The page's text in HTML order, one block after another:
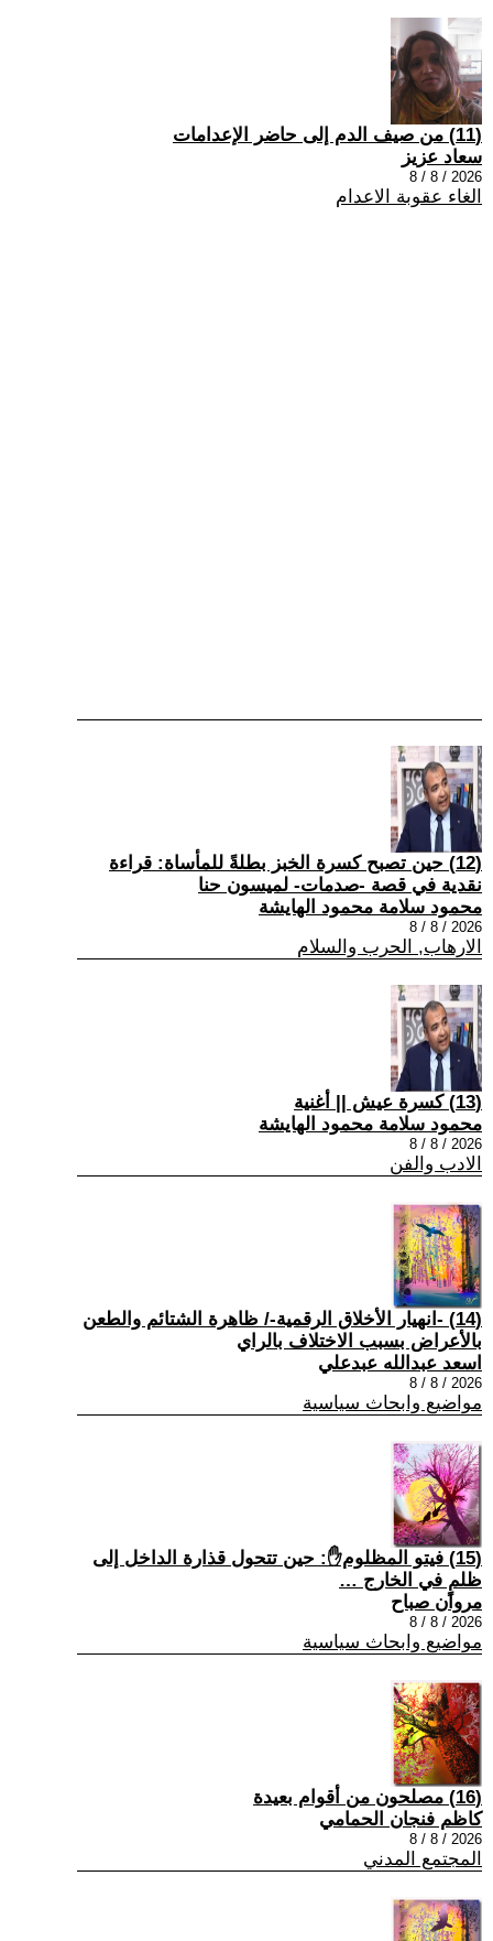
(11) من صيف الدم إلى حاضر الإعدامات
سعاد عزيز
2026 / 8 / 8
الغاء عقوبة الاعدام
(12) حين تصبح كسرة الخبز بطلةً للمأساة: قراءة
نقدية في قصة -صدمات- لميسون حنا
محمود سلامة محمود الهايشة
2026 / 8 / 8
الارهاب, الحرب والسلام
(13) كسرة عيش || أغنية
محمود سلامة محمود الهايشة
2026 / 8 / 8
الادب والفن
(14) -انهيار الأخلاق الرقمية-/ ظاهرة الشتائم والطعن
بالأعراض بسبب الاختلاف بالراي
اسعد عبدالله عبدعلي
2026 / 8 / 8
مواضيع وابحاث سياسية
(15) فيتو المظلوم✋: حين تتحول قذارة الداخل إلى
ظلمٍ في الخارج …
مروان صباح
2026 / 8 / 8
مواضيع وابحاث سياسية
(16) مصلحون من أقوام بعيدة
كاظم فنجان الحمامي
2026 / 8 / 8
المجتمع المدني